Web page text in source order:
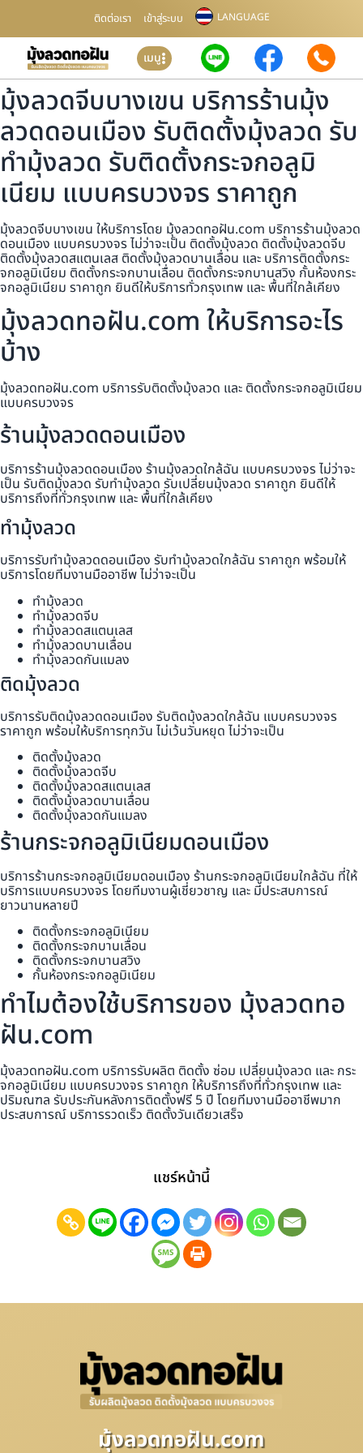
ติดต่อเรา เข้าสู่ระบบ LANGUAGE
เมนู
มุ้งลวดจีบบางเขน บริการร้านมุ้ง
ลวดดอนเมือง รับติดตั้งมุ้งลวด รับ
ทำมุ้งลวด รับติดตั้งกระจกอลูมิ
เนียม แบบครบวงจร ราคาถูก
มุ้งลวดจีบบางเขน ให้บริการโดย มุ้งลวดทอฝัน.com บริการร้านมุ้งลวด
ดอนเมือง แบบครบวงจร ไม่ว่าจะเป็น ติดตั้งมุ้งลวด ติดตั้งมุ้งลวดจีบ
ติดตั้งมุ้งลวดสแตนเลส ติดตั้งมุ้งลวดบานเลื่อน และ บริการติดตั้งกระ
จกอลูมิเนียม ติดตั้งกระจกบานเลื่อน ติดตั้งกระจกบานสวิง กั้นห้องกระ
จกอลูมิเนียม ราคาถูก ยินดีให้บริการทั่วกรุงเทพ และ พื้นที่ใกล้เคียง
มุ้งลวดทอฝัน.com ให้บริการอะไร
บ้าง
มุ้งลวดทอฝัน.com บริการรับติดตั้งมุ้งลวด และ ติดตั้งกระจกอลูมิเนียม
แบบครบวงจร
ร้านมุ้งลวดดอนเมือง
บริการร้านมุ้งลวดดอนเมือง ร้านมุ้งลวดใกล้ฉัน แบบครบวงจร ไม่ว่าจะ
เป็น รับติดมุ้งลวด รับทำมุ้งลวด รับเปลี่ยนมุ้งลวด ราคาถูก ยินดีให้
บริการถึงที่ทั่วกรุงเทพ และ พื้นที่ใกล้เคียง
ทำมุ้งลวด
บริการรับทำมุ้งลวดดอนเมือง รับทำมุ้งลวดใกล้ฉัน ราคาถูก พร้อมให้
บริการโดยทีมงานมืออาชีพ ไม่ว่าจะเป็น
ทำมุ้งลวด
ทำมุ้งลวดจีบ
ทำมุ้งลวดสแตนเลส
ทำมุ้งลวดบานเลื่อน
ทำมุ้งลวดกันแมลง
ติดมุ้งลวด
บริการรับติดมุ้งลวดดอนเมือง รับติดมุ้งลวดใกล้ฉัน แบบครบวงจร
ราคาถูก พร้อมให้บริการทุกวัน ไม่เว้นวันหยุด ไม่ว่าจะเป็น
ติดตั้งมุ้งลวด
ติดตั้งมุ้งลวดจีบ
ติดตั้งมุ้งลวดสแตนเลส
ติดตั้งมุ้งลวดบานเลื่อน
ติดตั้งมุ้งลวดกันแมลง
ร้านกระจกอลูมิเนียมดอนเมือง
บริการร้านกระจกอลูมิเนียมดอนเมือง ร้านกระจกอลูมิเนียมใกล้ฉัน ที่ให้
บริการแบบครบวงจร โดยทีมงานผู้เชี่ยวชาญ และ มีประสบการณ์
ยาวนานหลายปี
ติดตั้งกระจกอลูมิเนียม
ติดตั้งกระจกบานเลื่อน
ติดตั้งกระจกบานสวิง
กั้นห้องกระจกอลูมิเนียม
ทำไมต้องใช้บริการของ มุ้งลวดทอ
ฝัน.com
มุ้งลวดทอฝัน.com บริการรับผลิต ติดตั้ง ซ่อม เปลี่ยนมุ้งลวด และ กระ
จกอลูมิเนียม แบบครบวงจร ราคาถูก ให้บริการถึงที่ทั่วกรุงเทพ และ
ปริมณฑล รับประกันหลังการติดตั้งฟรี 5 ปี โดยทีมงานมืออาชีพมาก
ประสบการณ์ บริการรวดเร็ว ติดตั้งวันเดียวเสร็จ
แชร์หน้านี้
มุ้งลวดทอฝัน.com